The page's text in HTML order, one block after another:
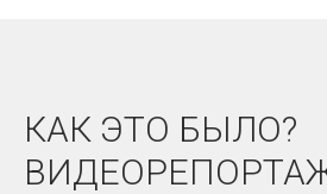
КАК ЭТО БЫЛО?